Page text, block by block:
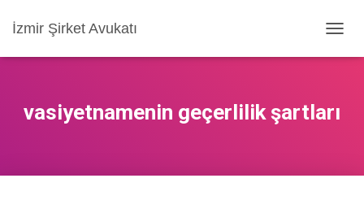
İzmir Şirket Avukatı
AÇ/
vasiyetnamenin geçerlilik şartları